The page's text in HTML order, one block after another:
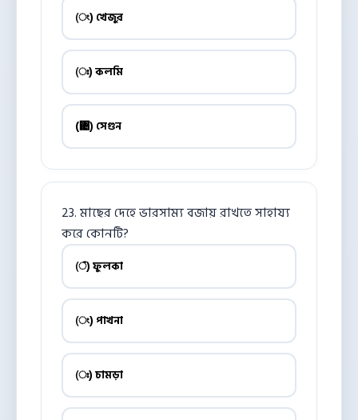
(ং) খেজুর
(ঃ) কলমি
(঄) সেগুন
23. মাছের দেহে ভারসাম্য বজায় রাখতে সাহায্য
করে কোনটি?
(ঁ) ফুলকা
(ং) পাখনা
(ঃ) চামড়া